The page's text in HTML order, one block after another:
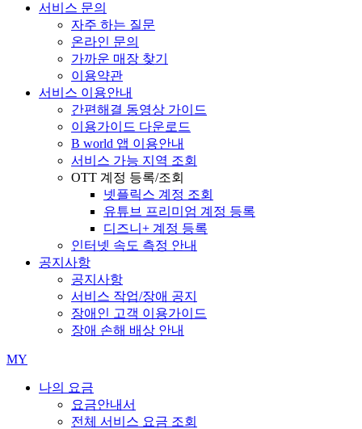
서비스 문의
자주 하는 질문
온라인 문의
가까운 매장 찾기
이용약관
서비스 이용안내
간편해결 동영상 가이드
이용가이드 다운로드
B world 앱 이용안내
서비스 가능 지역 조회
OTT 계정 등록/조회
넷플릭스 계정 조회
유튜브 프리미엄 계정 등록
디즈니+ 계정 등록
인터넷 속도 측정 안내
공지사항
공지사항
서비스 작업/장애 공지
장애인 고객 이용가이드
장애 손해 배상 안내
MY
나의 요금
요금안내서
전체 서비스 요금 조회